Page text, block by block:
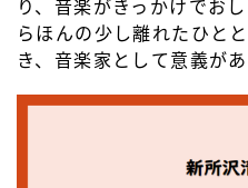
り、音楽がきっかけでお
らほんの少し離れたひと
き、音楽家として意義が